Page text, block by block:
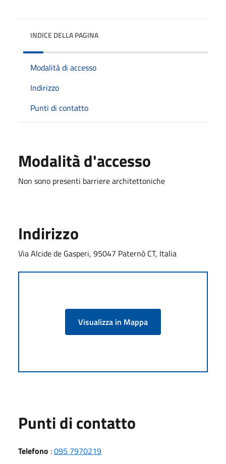
INDICE DELLA PAGINA
Modalità di accesso
Indirizzo
Punti di contatto
Modalità d'accesso
Non sono presenti barriere architettoniche
Indirizzo
Via Alcide de Gasperi, 95047 Paternò CT, Italia
Visualizza in Mappa
Punti di contatto
Telefono :095 7970219